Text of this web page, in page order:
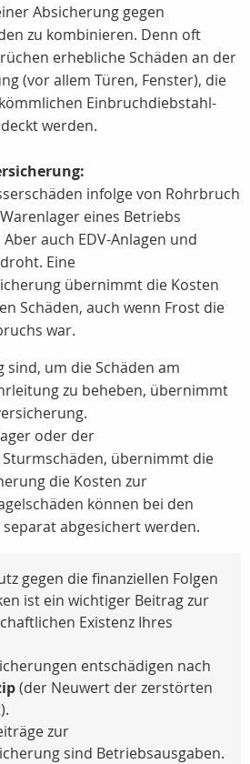
Absicherung gegen
zu kombinieren. Denn oft
erhebliche Schäden an der
(vor allem Türen, Fenster), die
Einbruchdiebstahl-
werden.
infolge von Rohrbruch
eines Betriebs
auch EDV-Anlagen und
Eine
übernimmt die Kosten
Schäden, auch wenn Frost die
war.
sind, um die Schäden am
zu beheben, übernimmt
oder der
übernimmt die
die Kosten zur
können bei den
abgesichert werden.
gegen die finanziellen Folgen
ist ein wichtiger Beitrag zur
Existenz Ihres
entschädigen nach
(der Neuwert der zerstörten
zur
sind Betriebsausgaben.